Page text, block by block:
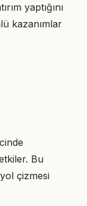
yaptığını
kazanımlar
Bu
çizmesi